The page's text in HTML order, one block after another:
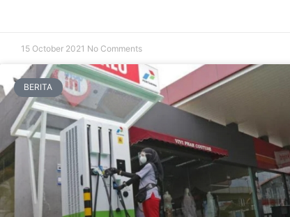
15 October 2021 No Comments
BERITA